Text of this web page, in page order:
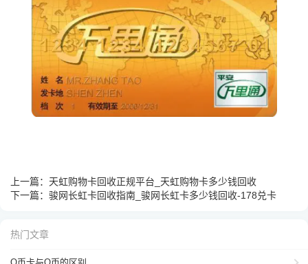
上一篇： 天虹购物卡回收正规平台_天虹购物卡多少钱回收
下一篇： 骏网长虹卡回收指南_骏网长虹卡多少钱回收-178兑卡
热门文章